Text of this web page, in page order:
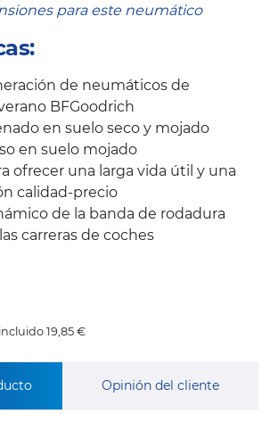
para este neumático
de neumáticos de
BFGoodrich
en suelo seco y mojado
en suelo mojado
ofrecer una larga vida útil y una
calidad-precio
de la banda de rodadura
carreras de coches
19,85 €
Opinión del cliente